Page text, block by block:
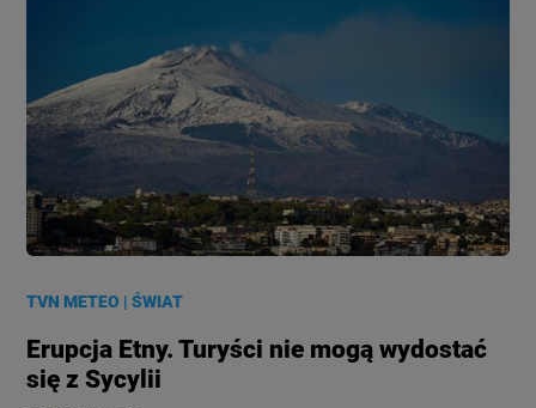
TVN METEO |ŚWIAT
Erupcja Etny. Turyści nie mogą wydostać
się z Sycylii